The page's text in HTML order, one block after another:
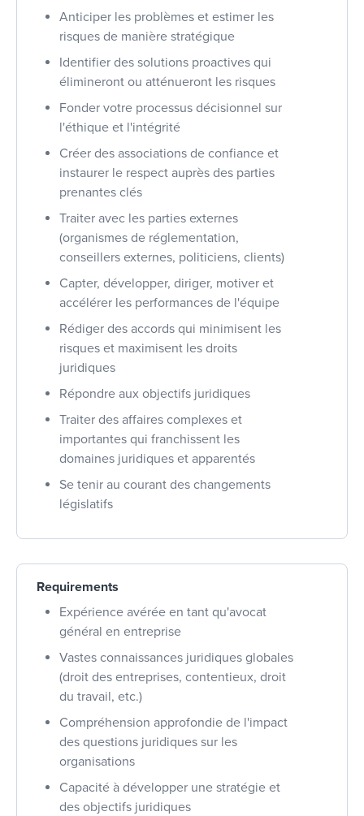
Anticiper les problèmes et estimer les
risques de manière stratégique
Identifier des solutions proactives qui
élimineront ou atténueront les risques
Fonder votre processus décisionnel sur
l'éthique et l'intégrité
Créer des associations de confiance et
instaurer le respect auprès des parties
prenantes clés
Traiter avec les parties externes
(organismes de réglementation,
conseillers externes, politiciens, clients)
Capter, développer, diriger, motiver et
accélérer les performances de l'équipe
Rédiger des accords qui minimisent les
risques et maximisent les droits
juridiques
Répondre aux objectifs juridiques
Traiter des affaires complexes et
importantes qui franchissent les
domaines juridiques et apparentés
Se tenir au courant des changements
législatifs
Requirements
Expérience avérée en tant qu'avocat
général en entreprise
Vastes connaissances juridiques globales
(droit des entreprises, contentieux, droit
du travail, etc.)
Compréhension approfondie de l'impact
des questions juridiques sur les
organisations
Capacité à développer une stratégie et
des objectifs juridiques